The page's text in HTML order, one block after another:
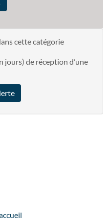
cette catégorie
jours) de réception d’une